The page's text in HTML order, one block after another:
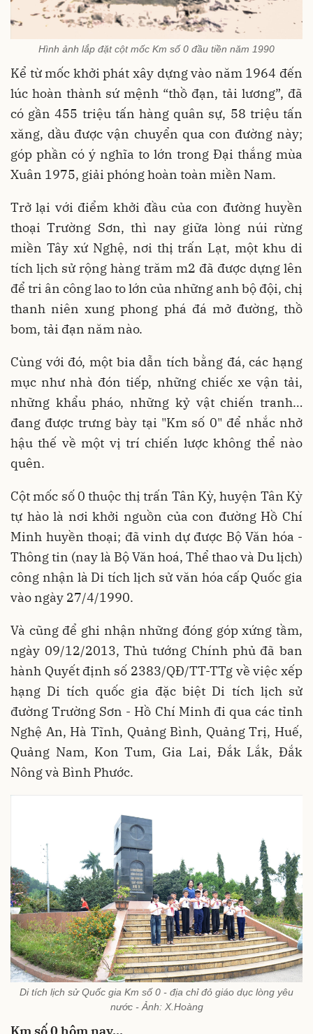
Hình ảnh lắp đặt cột mốc Km số 0 đầu tiền năm 1990
Kể từ mốc khởi phát xây dựng vào năm 1964 đến
lúc hoàn thành sứ mệnh “thồ đạn, tải lương”, đã
có gần 455 triệu tấn hàng quân sự, 58 triệu tấn
xăng, dầu được vận chuyển qua con đường này;
góp phần có ý nghĩa to lớn trong Đại thắng mùa
Xuân 1975, giải phóng hoàn toàn miền Nam.
Trở lại với điểm khởi đầu của con đường huyền
thoại Trường Sơn, thì nay giữa lòng núi rừng
miền Tây xứ Nghệ, nơi thị trấn Lạt, một khu di
tích lịch sử rộng hàng trăm m2 đã được dựng lên
để tri ân công lao to lớn của những anh bộ đội, chị
thanh niên xung phong phá đá mở đường, thồ
bom, tải đạn năm nào.
Cùng với đó, một bia dẫn tích bằng đá, các hạng
mục như nhà đón tiếp, những chiếc xe vận tải,
những khẩu pháo, những kỷ vật chiến tranh…
đang được trưng bày tại "Km số 0" để nhắc nhở
hậu thế về một vị trí chiến lược không thể nào
quên.
Cột mốc số 0 thuộc thị trấn Tân Kỳ, huyện Tân Kỳ
tự hào là nơi khởi nguồn của con đường Hồ Chí
Minh huyền thoại; đã vinh dự được Bộ Văn hóa -
Thông tin (nay là Bộ Văn hoá, Thể thao và Du lịch)
công nhận là Di tích lịch sử văn hóa cấp Quốc gia
vào ngày 27/4/1990.
Và cũng để ghi nhận những đóng góp xứng tầm,
ngày 09/12/2013, Thủ tướng Chính phủ đã ban
hành Quyết định số 2383/QĐ/TT-TTg về việc xếp
hạng Di tích quốc gia đặc biệt Di tích lịch sử
đường Trường Sơn - Hồ Chí Minh đi qua các tỉnh
Nghệ An, Hà Tĩnh, Quảng Bình, Quảng Trị, Huế,
Quảng Nam, Kon Tum, Gia Lai, Đắk Lắk, Đắk
Nông và Bình Phước.
Di tích lịch sử Quốc gia Km số 0 - địa chỉ đỏ giáo dục lòng yêu
nước - Ảnh: X.Hoàng
Km số 0 hôm nay…